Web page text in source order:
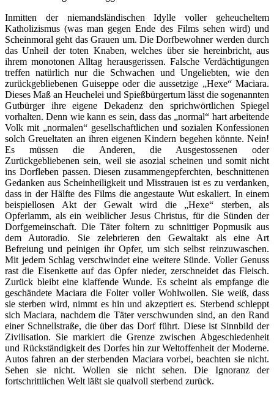
Inmitten der niemandsländischen Idylle voller geheucheltem
Katholizismus (was man gegen Ende des Films sehen wird) und
Scheinmoral geht das Grauen um. Die Dorfbewohner werden durch
das Unheil der toten Knaben, welches über sie hereinbricht, aus
ihrem monotonen Alltag herausgerissen. Falsche Verdächtigungen
treffen natürlich nur die Schwachen und Ungeliebten, wie den
zurückgebliebenen Guiseppe oder die aussetzige „Hexe“ Maciara.
Dieses Maß an Heuchelei und Spießbürgertum lässt die sogenannten
Gutbürger ihre eigene Dekadenz den sprichwörtlichen Spiegel
vorhalten. Denn wie kann es sein, dass das „normal“ hart arbeitende
Volk mit „normalen“ gesellschaftlichen und sozialen Konfessionen
solch Greueltaten an ihren eigenen Kindern begehen könnte. Nein!
Es müssen die Anderen, die Ausgestossenen oder
Zurückgebliebenen sein, weil sie asozial scheinen und somit nicht
ins Dorfleben passen. Diesen zusammengepferchten, beschnittenen
Gedanken aus Scheinheiligkeit und Misstrauen ist es zu verdanken,
dass in der Hälfte des Films die angestaute Wut eskaliert. In einem
beispiellosen Akt der Gewalt wird die „Hexe“ sterben, als
Opferlamm, als ein weiblicher Jesus Christus, für die Sünden der
Dorfgemeinschaft. Die Täter foltern zu schnittiger Popmusik aus
dem Autoradio. Sie zelebrieren den Gewaltakt als eine Art
Befreiung und peinigen ihr Opfer, um sich selbst reinzuwaschen.
Mit jedem Schlag verschwindet eine weitere Sünde. Voller Genuss
rast die Eisenkette auf das Opfer nieder, zerschneidet das Fleisch.
Zurück bleibt eine klaffende Wunde. Es scheint als empfange die
geschändete Maciara die Folter voller Wohlwollen. Sie weiß, dass
sie sterben wird, nimmt es hin und akzeptiert es. Sterbend schleppt
sich Maciara, nachdem die Täter verschwunden sind, an den Rand
einer Schnellstraße, die über das Dorf führt. Diese ist Sinnbild der
Zivilisation. Sie markiert die Grenze zwischen Abgeschiedenheit
und Rückständigkeit des Dorfes hin zur Weltoffenheit der Moderne.
Autos fahren an der sterbenden Maciara vorbei, beachten sie nicht.
Sehen sie nicht. Wollen sie nicht sehen. Die Ignoranz der
fortschrittlichen Welt läßt sie qualvoll sterbend zurück.